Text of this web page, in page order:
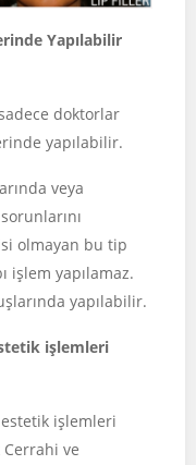
Yapılabilir
doktorlar
yapılabilir.
veya
olmayan bu tip
işlem yapılamaz.
yapılabilir.
işlemleri
işlemleri
ve